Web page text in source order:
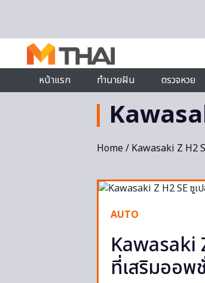
หน้าแรก
ทำนายฝัน ตรวจหวย
Home/ Kawasaki Z H2
AUTO
Kawasaki
ที่เสริมออพ